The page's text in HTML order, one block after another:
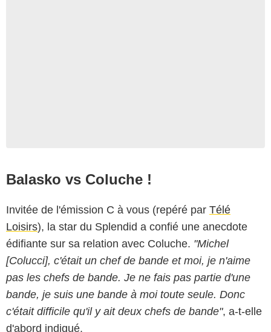
Balasko vs Coluche !
Invitée de l'émission C à vous (repéré par Télé
Loisirs), la star du Splendid a confié une anecdote
édifiante sur sa relation avec Coluche. "Michel
[Colucci], c'était un chef de bande et moi, je n'aime
pas les chefs de bande. Je ne fais pas partie d'une
bande, je suis une bande à moi toute seule. Donc
c'était difficile qu'il y ait deux chefs de bande", a-t-elle
d'abord indiqué.